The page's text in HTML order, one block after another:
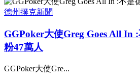
德州撲克新聞
GGPoker大使Greg Goes All In
粉47萬人
GGPoker大使Gre...